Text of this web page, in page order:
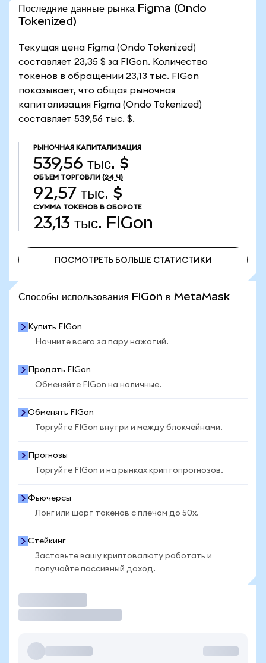
Последние данные рынка Figma (Ondo
Tokenized)
Текущая цена Figma (Ondo Tokenized)
составляет 23,35 $ за FIGon. Количество
токенов в обращении 23,13 тыс. FIGon
показывает, что общая рыночная
капитализация Figma (Ondo Tokenized)
составляет 539,56 тыс. $.
РЫНОЧНАЯ КАПИТАЛИЗАЦИЯ
539,56 тыс. $
ОБЪЕМ ТОРГОВЛИ (24 Ч)
92,57 тыс. $
СУММА ТОКЕНОВ В ОБОРОТЕ
23,13 тыс. FIGon
ПОСМОТРЕТЬ БОЛЬШЕ СТАТИСТИКИ
Способы использования FIGon в MetaMask
Купить FIGon
Начните всего за пару нажатий.
Продать FIGon
Обменяйте FIGon на наличные.
Обменять FIGon
Торгуйте FIGon внутри и между блокчейнами.
Прогнозы
Торгуйте FIGon и на рынках криптопрогнозов.
Фьючерсы
Лонг или шорт токенов с плечом до 50x.
Стейкинг
Заставьте вашу криптовалюту работать и
получайте пассивный доход.